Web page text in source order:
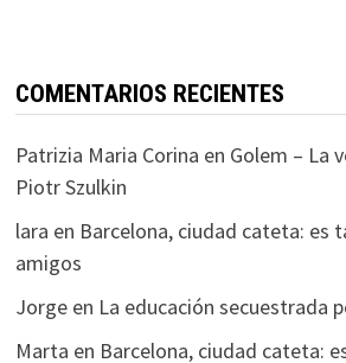
COMENTARIOS RECIENTES
Patrizia Maria Corina en Golem – La
Piotr Szulkin
lara en Barcelona, ciudad cateta: es
amigos
Jorgeen La educación secuestrada
Marta en Barcelona, ciudad cateta: